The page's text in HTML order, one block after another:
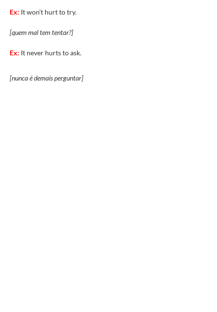
Ex: It won’t hurt to try.
[quem mal tem tentar?]
Ex: It never hurts to ask.
[nunca é demais perguntar]